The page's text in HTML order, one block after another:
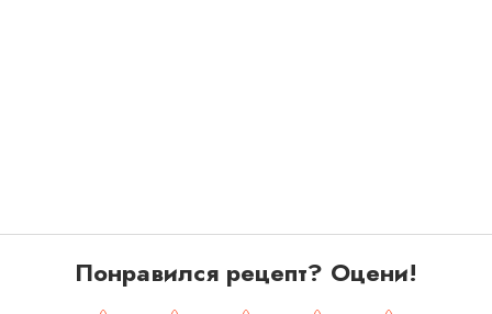
Понравился рецепт? Оцени!